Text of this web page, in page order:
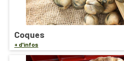
Coques
+ d'infos